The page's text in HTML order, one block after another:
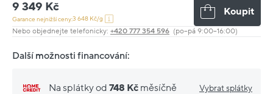
9 349 Kč
Garance nejnižší ceny:3 648 Kč/g
Koupit
Nebo objednejte telefonicky: +420 777 354 596 (po–pá 9:00–16:00)
Další možnosti financování:
Na splátky od 748 Kč měsíčně Vybrat splátky